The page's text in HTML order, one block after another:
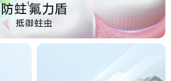
防蛀1氟力盾
抵御蛀虫